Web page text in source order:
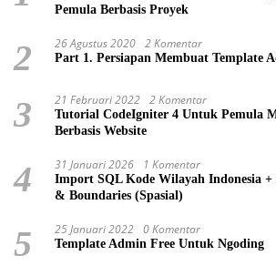
Pemula Berbasis Proyek
2 26 Agustus 2020 2 Komentar
Part 1. Persiapan Membuat Template
3 21 Februari 2022 2 Komentar
Tutorial CodeIgniter 4 Untuk Pemula
Berbasis Website
4 31 Januari 2026 1 Komentar
Import SQL Kode Wilayah Indonesia
& Boundaries (Spasial)
5 25 Januari 2022 0 Komentar
Template Admin Free Untuk Ngoding